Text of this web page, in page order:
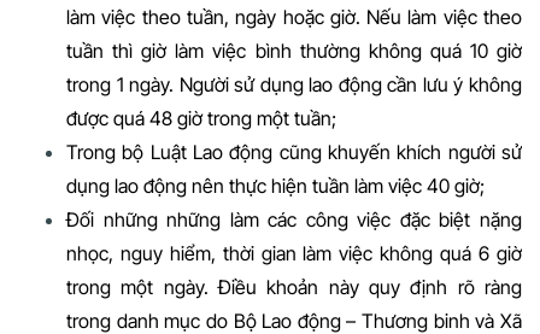
làm việc theo tuần, ngày hoặc giờ. Nếu làm việc theo
tuần thì giờ làm việc bình thường không quá 10 giờ
trong 1 ngày. Người sử dụng lao động cần lưu ý không
được quá 48 giờ trong một tuần;
Trong bộ Luật Lao động cũng khuyến khích người sử
dụng lao động nên thực hiện tuần làm việc 40 giờ;
Đối những những làm các công việc đặc biệt nặng
nhọc, nguy hiểm, thời gian làm việc không quá 6 giờ
trong một ngày. Điều khoản này quy định rõ ràng
trong danh mục do Bộ Lao động – Thương binh và Xã